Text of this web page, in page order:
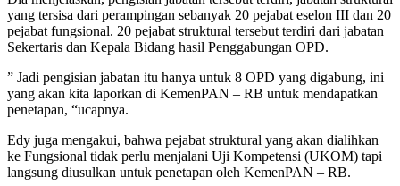
yang tersisa dari perampingan sebanyak 20 pejabat eselon III dan 20
pejabat fungsional. 20 pejabat struktural tersebut terdiri dari jabatan
Sekertaris dan Kepala Bidang hasil Penggabungan OPD.
” Jadi pengisian jabatan itu hanya untuk 8 OPD yang digabung, ini
yang akan kita laporkan di KemenPAN – RB untuk mendapatkan
penetapan, “ucapnya.
Edy juga mengakui, bahwa pejabat struktural yang akan dialihkan
ke Fungsional tidak perlu menjalani Uji Kompetensi (UKOM) tapi
langsung diusulkan untuk penetapan oleh KemenPAN – RB.